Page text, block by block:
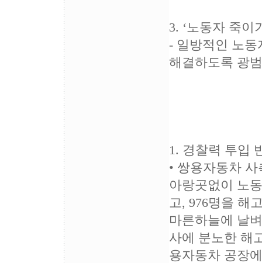
3. ‘노동자 죽이
- 일방적인 노동
해결하도록 광
1. 경찰력 투입
• 쌍용자동차
아랑곳없이 노
고, 976명을 해
마른하늘에 날
사에 분노한 해
용자동차 공장